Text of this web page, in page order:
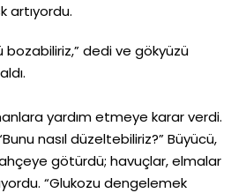
artıyordu.
bozabiliriz,” dedi ve gökyüzü
yardım etmeye karar verdi.
nasıl düzeltebiliriz?” Büyücü,
götürdü; havuçlar, elmalar
“Glukozu dengelemek